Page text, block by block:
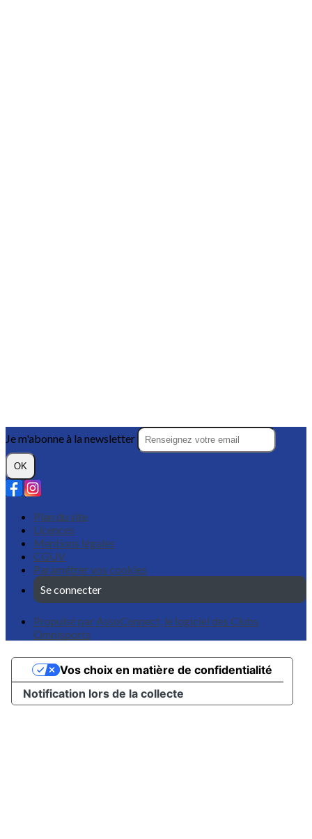
Je m'abonne à la newsletter
OK
Plan du site
Licences
Mentions légales
CGUV
Paramétrer vos cookies
Se connecter
Propulsé par AssoConnect, le logiciel des Clubs
Omnisports
Notification lors de la collecte
Vos choix en matière de confidentialité